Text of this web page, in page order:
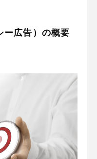
ー広告）の概要